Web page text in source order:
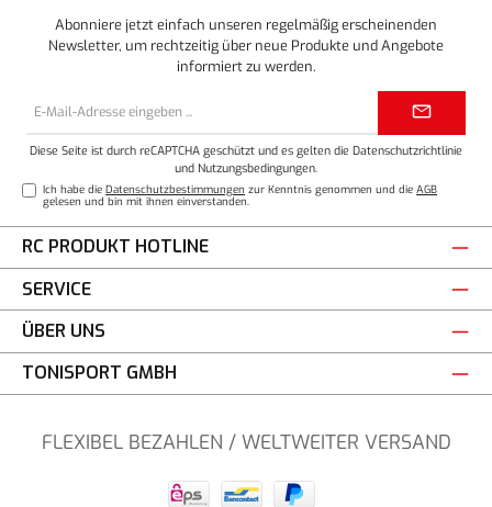
Abonniere jetzt einfach unseren regelmäßig erscheinenden
Newsletter, um rechtzeitig über neue Produkte und Angebote
informiert zu werden.
Diese Seite ist durch reCAPTCHA geschützt und es gelten die Datenschutzrichtlinie
und Nutzungsbedingungen.
Ich habe dieDatenschutzbestimmungen zur Kenntnis genommen und dieAGB
gelesen und bin mit ihnen einverstanden.
RC PRODUKT HOTLINE
SERVICE
ÜBER UNS
TONISPORT GMBH
FLEXIBEL BEZAHLEN / WELTWEITER VERSAND